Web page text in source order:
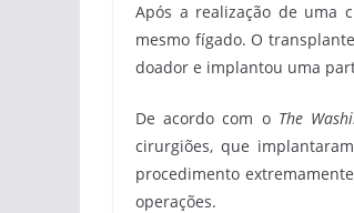
Após a realização de uma
mesmo fígado. O
doador e implantou uma
De acordo com o The
cirurgiões, que
procedimento
operações.